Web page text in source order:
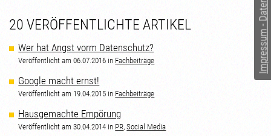
20 VERÖFFENTLICHTE ARTIKEL
Wer hat Angst vorm Datenschutz?
Veröffentlicht am 06.07.2016 in Fachbeiträge
Google macht ernst!
Veröffentlicht am 19.04.2015 in Fachbeiträge
Hausgemachte Empörung
Veröffentlicht am 30.04.2014 in PR,Social Media